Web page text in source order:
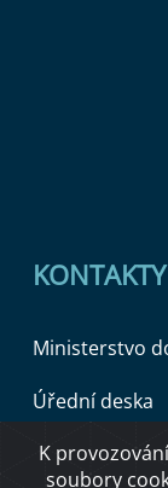
KONTAKTY
Ministerstvo
Úřední deska
K
soubory